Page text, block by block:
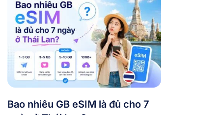
Bao nhiêu GB eSIM là đủ cho 7